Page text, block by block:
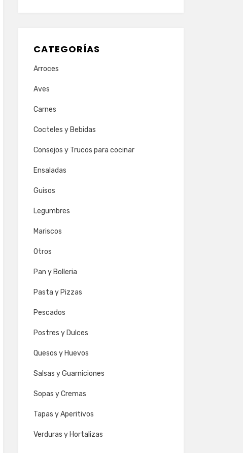
CATEGORÍAS
Arroces
Aves
Carnes
Cocteles y Bebidas
Consejos y Trucos para cocinar
Ensaladas
Guisos
Legumbres
Mariscos
Otros
Pan y Bolleria
Pasta y Pizzas
Pescados
Postres y Dulces
Quesos y Huevos
Salsas y Guarniciones
Sopas y Cremas
Tapas y Aperitivos
Verduras y Hortalizas